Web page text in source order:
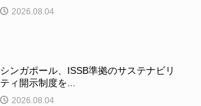
2026.08.04
シンガポール、ISSB準拠のサステナビリ
ティ開示制度を...
2026.08.04